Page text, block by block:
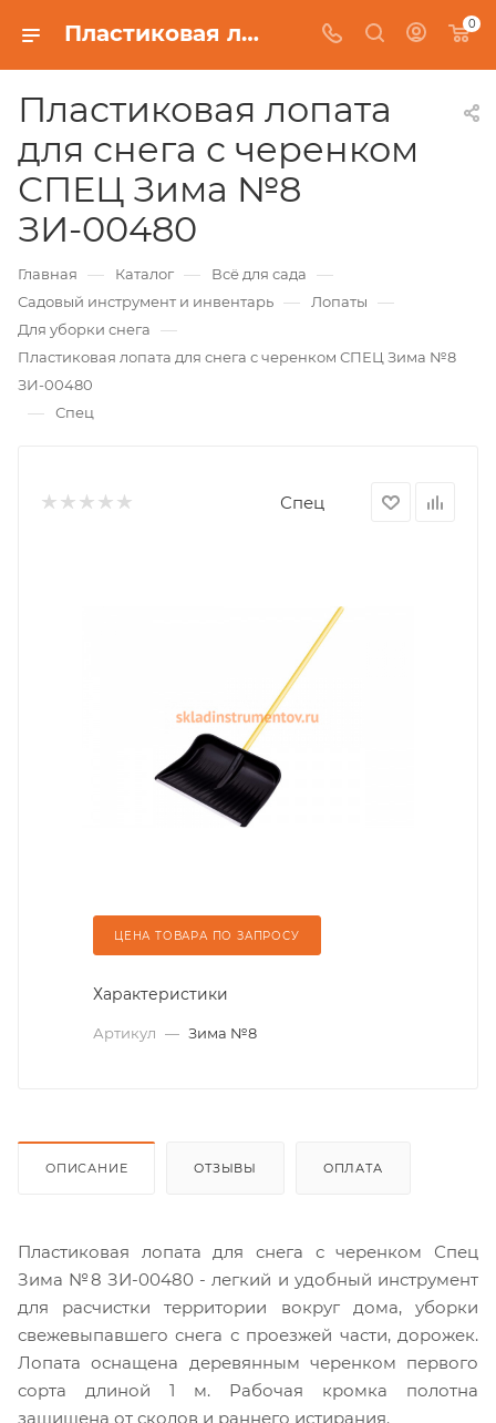
Пластиковая лопата для снега с черенком СПЕЦ Зима №8 ЗИ-00480 0
Пластиковая лопата
для снега с черенком
СПЕЦ Зима №8
ЗИ-00480
Главная — Каталог — Всё для сада —
Садовый инструмент и инвентарь — Лопаты —
Для уборки снега —
Пластиковая лопата для снега с черенком СПЕЦ Зима №8
ЗИ-00480
— Спец
Спец
ЦЕНА ТОВАРА ПО ЗАПРОСУ
Характеристики
Артикул — Зима №8
ОПИСАНИЕ ОТЗЫВЫ ОПЛАТА
Пластиковая лопата для снега с черенком Спец
Зима №8 ЗИ-00480 - легкий и удобный инструмент
для расчистки территории вокруг дома, уборки
свежевыпавшего снега с проезжей части, дорожек.
Лопата оснащена деревянным черенком первого
сорта длиной 1 м. Рабочая кромка полотна
защищена от сколов и раннего истирания.